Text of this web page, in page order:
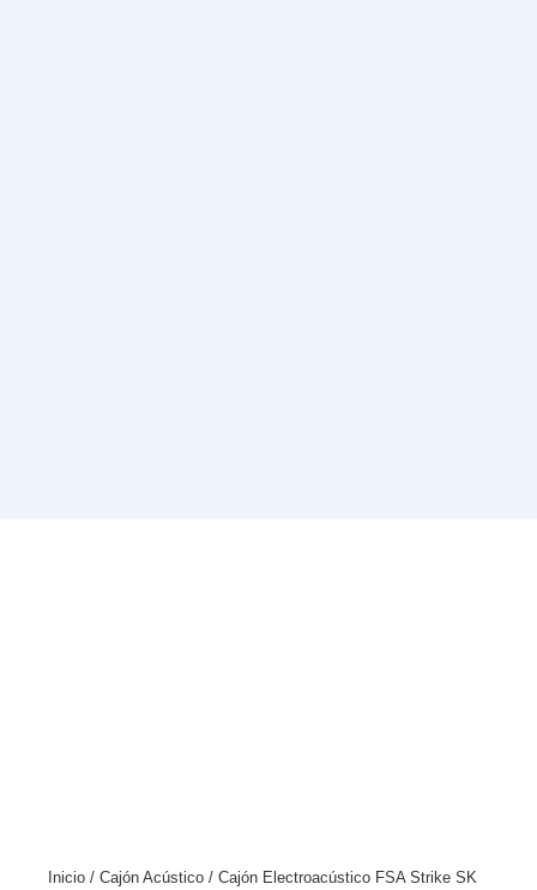
Inicio / Cajón Acústico / Cajón Electroacústico FSA Strike SK